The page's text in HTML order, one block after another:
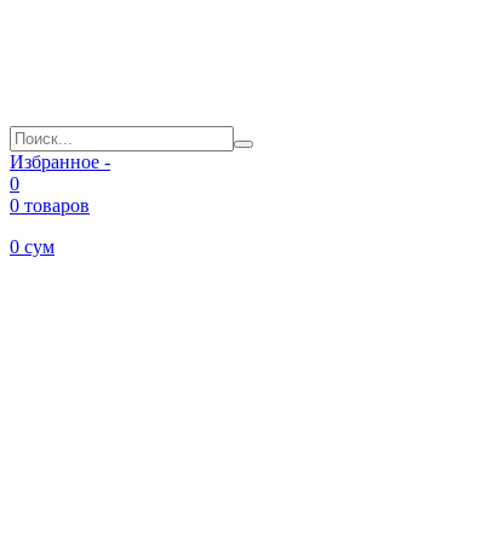
Избранное -
0
0 товаров
0 сум